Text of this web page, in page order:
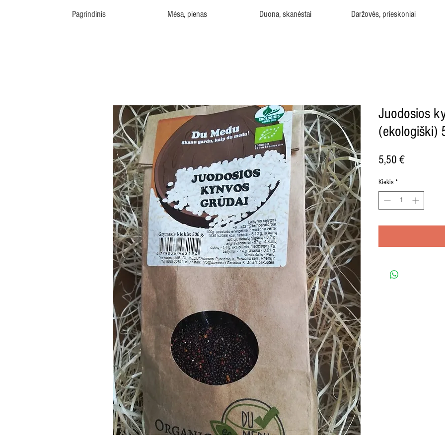
Pagrindinis Mėsa, pienas Duona, skanėstai Daržovės, prieskoniai
Juodosios
(ekologiški)
5,50 €Price
Kiekis *